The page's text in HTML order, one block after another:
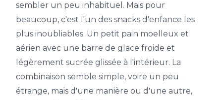
sembler un peu inhabituel. Mais pour
beaucoup, c'est l'un des snacks d'enfance les
plus inoubliables. Un petit pain moelleux et
aérien avec une barre de glace froide et
légèrement sucrée glissée à l'intérieur. La
combinaison semble simple, voire un peu
étrange, mais d'une manière ou d'une autre,